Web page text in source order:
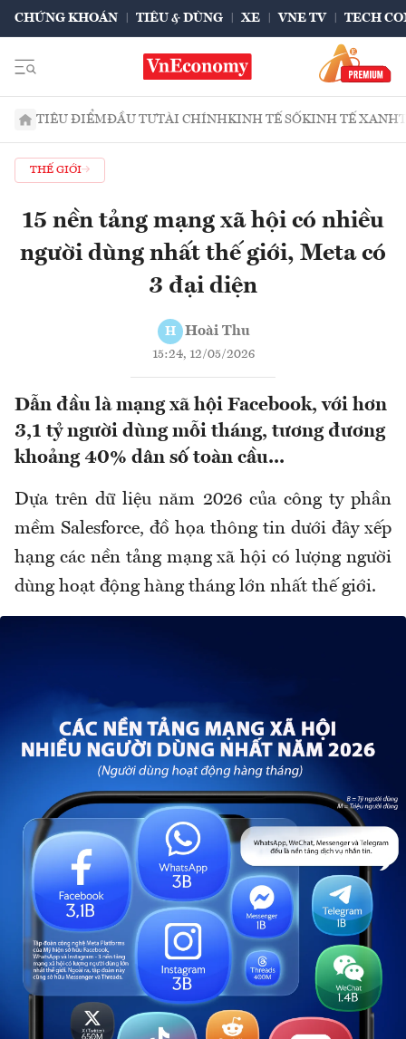
CHỨNG KHOÁN TIÊU & DÙNG XE VNE TV TECH
TIÊU ĐIỂMĐẦU TƯTÀI CHÍNHKINH TẾ SỐKINH TẾ XANH
THẾ GIỚI
15 nền tảng mạng xã hội có nhiều
người dùng nhất thế giới, Meta có
3 đại diện
H Hoài Thu
15:24, 12/05/2026
Dẫn đầu là mạng xã hội Facebook, với hơn
3,1 tỷ người dùng mỗi tháng, tương đương
khoảng 40% dân số toàn cầu...
Dựa trên dữ liệu năm 2026 của công ty phần
mềm Salesforce, đồ họa thông tin dưới đây xếp
hạng các nền tảng mạng xã hội có lượng người
dùng hoạt động hàng tháng lớn nhất thế giới.